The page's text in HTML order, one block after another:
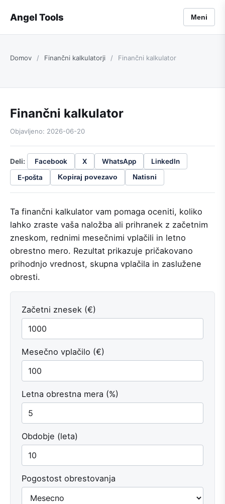
Angel Tools Meni
Domov / Finančni kalkulatorji / Finančni kalkulator
Finančni kalkulator
Objavljeno: 2026-06-20
Deli: Facebook X WhatsApp
LinkedIn
E-pošta
Kopiraj povezavo Natisni
Ta finančni kalkulator vam pomaga oceniti, koliko
lahko zraste vaša naložba ali prihranek z začetnim
zneskom, rednimi mesečnimi vplačili in letno
obrestno mero. Rezultat prikazuje pričakovano
prihodnjo vrednost, skupna vplačila in zaslužene
obresti.
Začetni znesek (€)
Mesečno vplačilo (€)
Letna obrestna mera (%)
Obdobje (leta)
Pogostost obrestovanja